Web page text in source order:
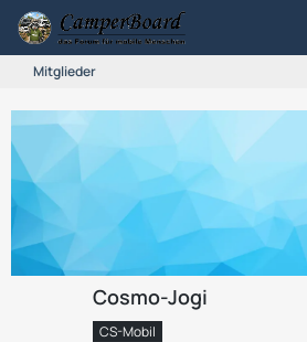
Mitglieder
Cosmo-Jogi
CS-Mobil